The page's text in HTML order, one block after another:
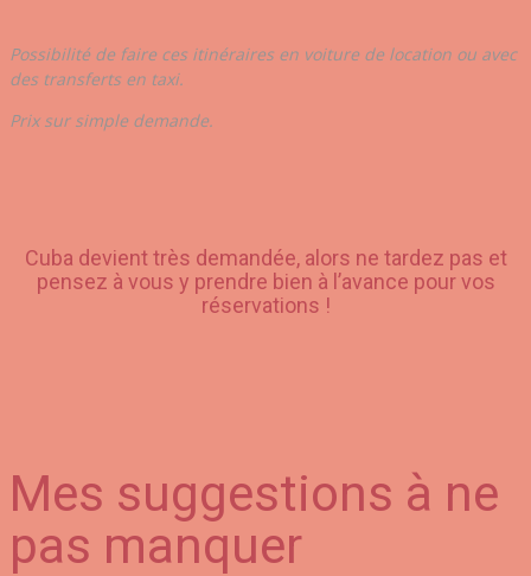
Possibilité de faire ces itinéraires en voiture de location ou avec
des transferts en taxi.
Prix sur simple demande.
Cuba devient très demandée, alors ne tardez pas et
pensez à vous y prendre bien à l’avance pour vos
réservations !
Mes suggestions à ne
pas manquer